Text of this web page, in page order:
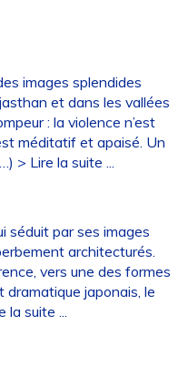
images splendides
et dans les vallées
: la violence n’est
méditatif et apaisé. Un
> Lire la suite ...
séduit par ses images
architecturés.
vers une des formes
dramatique japonais, le
la suite ...